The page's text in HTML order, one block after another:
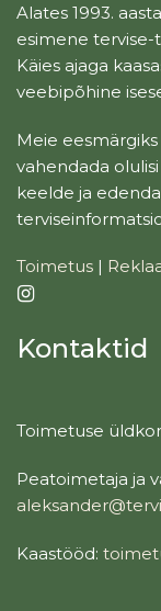
Alates 1993.
esimene
Käies ajaga
veebipõhine
Meie
vahendada
keelde ja
Toimetus |
Kontaktid
Toimetuse
Peatoimetaja ja
Kaastööd: